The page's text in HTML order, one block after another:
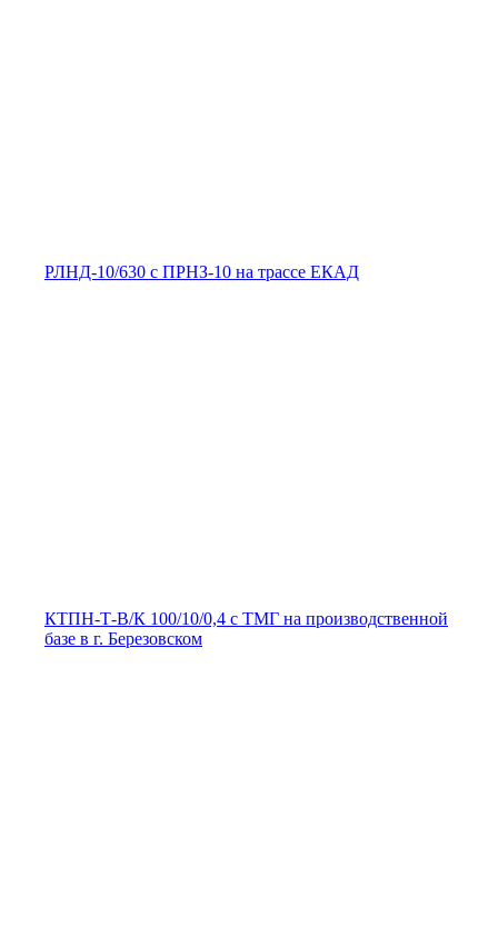
РЛНД-10/630 с ПРНЗ-10 на трассе ЕКАД
КТПН-Т-В/К 100/10/0,4 с ТМГ на производственной
базе в г. Березовском